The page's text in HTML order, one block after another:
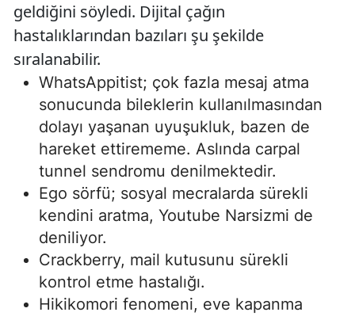
geldiğini söyledi. Dijital çağın
hastalıklarından bazıları şu şekilde
sıralanabilir.
WhatsAppitist; çok fazla mesaj atma
sonucunda bileklerin kullanılmasından
dolayı yaşanan uyuşukluk, bazen de
hareket ettirememe. Aslında carpal
tunnel sendromu denilmektedir.
Ego sörfü; sosyal mecralarda sürekli
kendini aratma, Youtube Narsizmi de
deniliyor.
Crackberry, mail kutusunu sürekli
kontrol etme hastalığı.
Hikikomori fenomeni, eve kapanma